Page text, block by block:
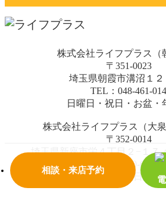
相談・来店予約
株式会社ライフプラス（
〒351-0023
埼玉県朝霞市溝沼１２
TEL：048-461-
日曜日・祝日・お盆・
株式会社ライフプラス（大泉
〒352-0014
埼玉県新座市栄４丁目２−１７
TEL：0120-678-
水曜日・日曜日・祝日・お